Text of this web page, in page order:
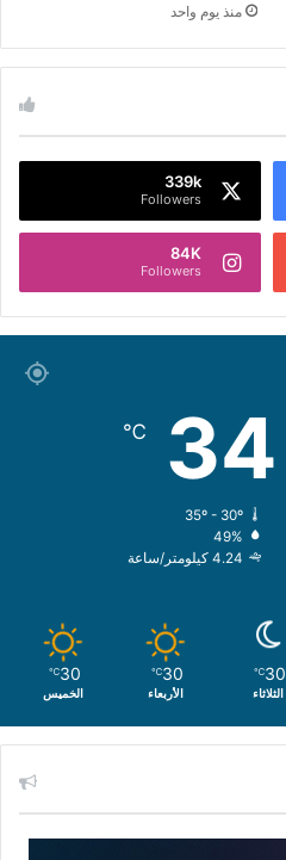
منذ يوم واحد
339k
Followers
84K
Followers
34
℃
35º - 30º
49%
4.24 كيلومتر/ساعة
30
℃
الثلاثاء
30
℃
الأربعاء
30
℃
الخميس